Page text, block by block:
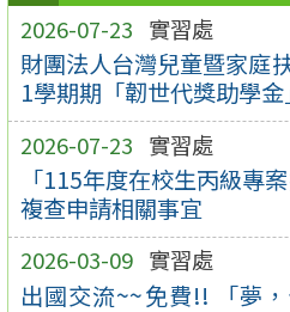
2026-07-23 實習處
財團法人台灣兒童暨家庭
1學期期「韌世代獎助學
2026-07-23 實習處
「115年度在校生丙級專
複查申請相關事宜
2026-03-09 實習處
出國交流~~免費!! 「夢